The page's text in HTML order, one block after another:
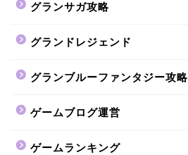
グランサガ攻略
グランドレジェンド
グランブルーファンタジー攻略
ゲームブログ運営
ゲームランキング